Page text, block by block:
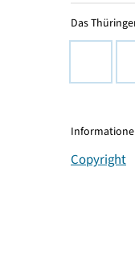
Das
Copyright